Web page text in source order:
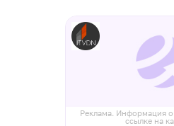
Реклама. Информация о
ссылке на